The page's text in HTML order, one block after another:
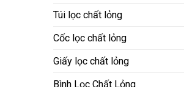
Túi lọc chất lỏng
Cốc lọc chất lỏng
Giấy lọc chất lỏng
Bình Lọc Chất Lỏng